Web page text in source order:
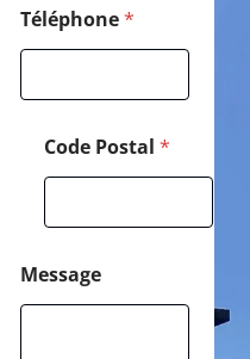
Téléphone*
Code Postal *
Message